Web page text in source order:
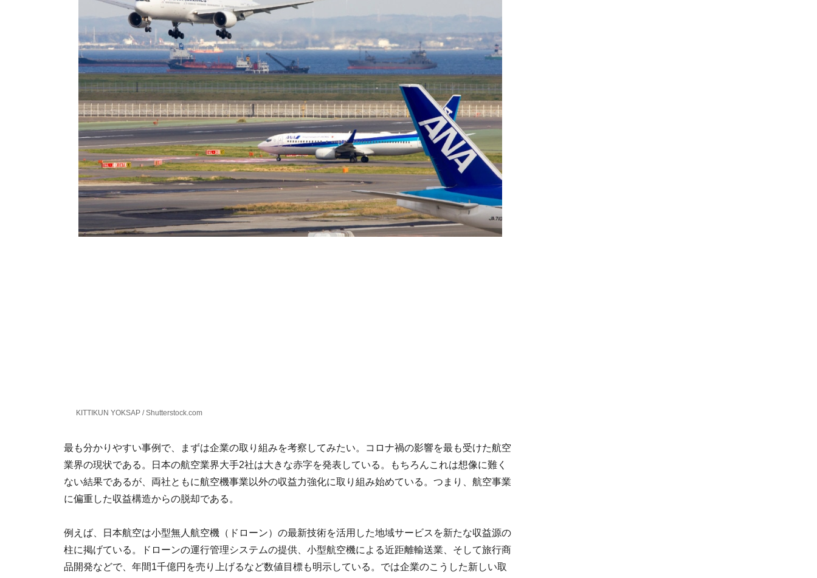
KITTIKUN YOKSAP / Shutterstock.com
最も分かりやすい事例で、まずは企業の取り組みを考察してみたい。コロナ禍の影響を最も受けた航空
業界の現状である。日本の航空業界大手2社は大きな赤字を発表している。もちろんこれは想像に難く
ない結果であるが、両社ともに航空機事業以外の収益力強化に取り組み始めている。つまり、航空事業
に偏重した収益構造からの脱却である。
例えば、日本航空は小型無人航空機（ドローン）の最新技術を活用した地域サービスを新たな収益源の
柱に掲げている。ドローンの運行管理システムの提供、小型航空機による近距離輸送業、そして旅行商
品開発などで、年間1千億円を売り上げるなど数値目標も明示している。では企業のこうした新しい取